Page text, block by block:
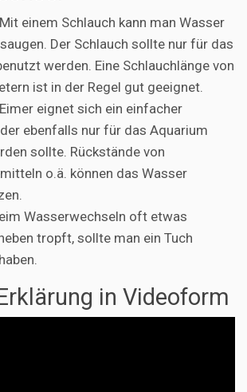
Mit einem Schlauch kann man Wasser
Der Schlauch sollte nur für das
werden. Eine Schlauchlänge von
ist in der Regel gut geeignet.
eignet sich ein einfacher
ebenfalls nur für das Aquarium
sollte. Rückstände von
o.ä. können das Wasser
Wasserwechseln oft etwas
tropft, sollte man ein Tuch
in Videoform